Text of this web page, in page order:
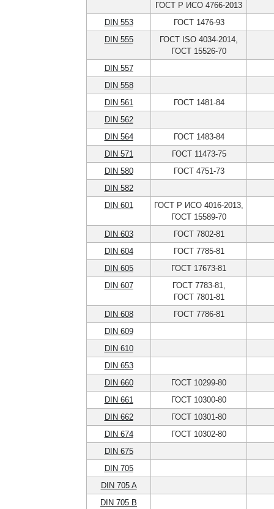
ГОСТ Р ИСО 4766-2013
DIN 553
ГОСТ 1476-93
DIN 555
ГОСТ ISO 4034-2014,
ГОСТ 15526-70
DIN 557
DIN 558
DIN 561
ГОСТ 1481-84
DIN 562
DIN 564
ГОСТ 1483-84
DIN 571
ГОСТ 11473-75
DIN 580
ГОСТ 4751-73
DIN 582
DIN 601
ГОСТ Р ИСО 4016-2013,
ГОСТ 15589-70
DIN 603
ГОСТ 7802-81
DIN 604
ГОСТ 7785-81
DIN 605
ГОСТ 17673-81
DIN 607
ГОСТ 7783-81,
ГОСТ 7801-81
DIN 608
ГОСТ 7786-81
DIN 609
DIN 610
DIN 653
DIN 660
ГОСТ 10299-80
DIN 661
ГОСТ 10300-80
DIN 662
ГОСТ 10301-80
DIN 674
ГОСТ 10302-80
DIN 675
DIN 705
DIN 705 A
DIN 705 B